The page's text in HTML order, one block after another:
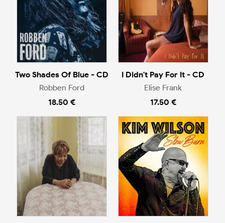
Two Shades Of Blue - CD
Robben Ford
18.50 €
I Didn't Pay For It - CD
Elise Frank
17.50 €